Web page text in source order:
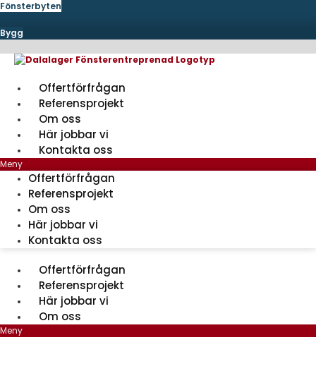
Hoppa
innehåll
Fönsterbyten
Bygg
Offertförfrågan
Referensprojekt
Om oss
Här jobbar vi
Kontakta oss
Meny
Offertförfrågan
Referensprojekt
Om oss
Här jobbar vi
Kontakta oss
Offertförfrågan
Referensprojekt
Här jobbar vi
Om oss
Meny